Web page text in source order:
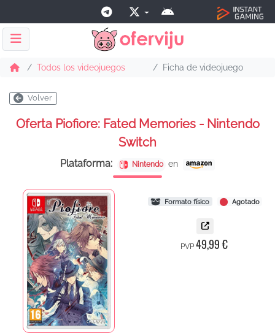
Todos los videojuegos Ficha de videojuego
Volver
Oferta Piofiore: Fated Memories - Nintendo
Switch
Plataforma: Nintendo en
Formato físico Agotado
PVP 49,99 €